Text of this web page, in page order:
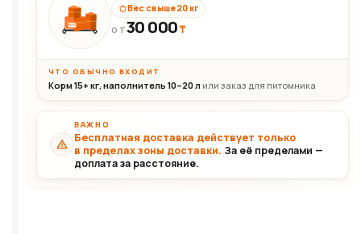
30+кг
Вес свыше 20 кг
ОТ30 000₸
ЧТО ОБЫЧНО ВХОДИТ
Корм 15+ кг, наполнитель 10–20 л или заказ для питомника
ВАЖНО
Бесплатная доставка действует только
в пределах зоны доставки. За её пределами —
доплата за расстояние.